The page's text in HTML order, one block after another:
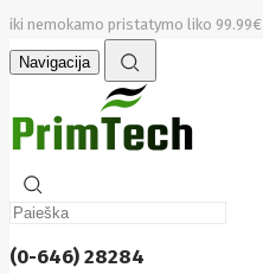
iki nemokamo pristatymo liko 99.99€
Navigacija
(0-646) 28284